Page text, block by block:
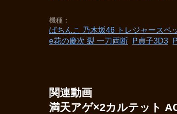
機種
ぱちんこ 乃木坂46 トレジャースペ
e花の慶次 裂 一刀両断
P貞子3D3
関連動画
満天アゲ×2カルテット